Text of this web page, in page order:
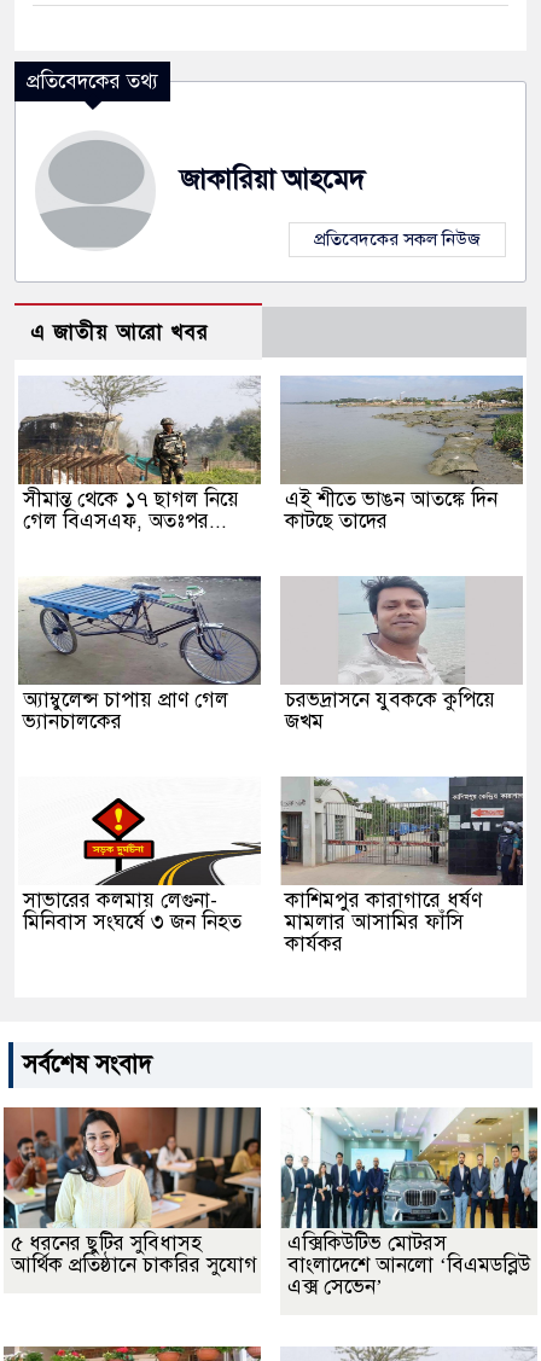
প্রতিবেদকের তথ্য
জাকারিয়া আহমেদ
প্রতিবেদকের সকল নিউজ
এ জাতীয় আরো খবর
সীমান্ত থেকে ১৭ ছাগল নিয়ে
গেল বিএসএফ, অতঃপর...
এই শীতে ভাঙন আতঙ্কে দিন
কাটছে তাদের
অ্যাম্বুলেন্স চাপায় প্রাণ গেল
ভ্যানচালকের
চরভদ্রাসনে যুবককে কুপিয়ে
জখম
সাভারের কলমায় লেগুনা-
মিনিবাস সংঘর্ষে ৩ জন নিহত
কাশিমপুর কারাগারে ধর্ষণ
মামলার আসামির ফাঁসি
কার্যকর
সর্বশেষ সংবাদ
৫ ধরনের ছুটির সুবিধাসহ
আর্থিক প্রতিষ্ঠানে চাকরির সুযোগ
এক্সিকিউটিভ মোটরস
বাংলাদেশে আনলো ‘বিএমডব্লিউ
এক্স সেভেন’